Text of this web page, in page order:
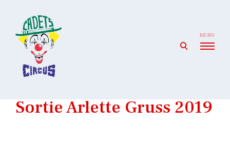
content
open
MENU
Sortie Arlette Gruss 2019